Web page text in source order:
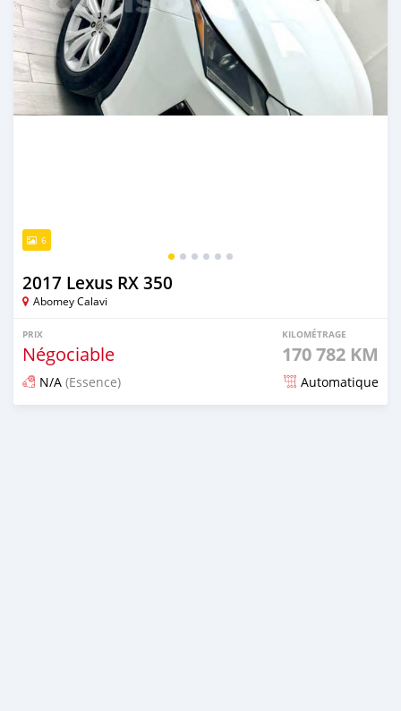
6
2017 Lexus RX 350
Abomey Calavi
PRIX
Négociable
KILOMÉTRAGE
170 782 KM
N/A (Essence) Automatique